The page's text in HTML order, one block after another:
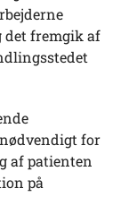
det fremgik af
for
af patienten
på